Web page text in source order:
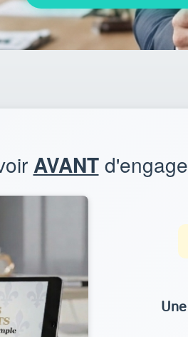
AVANT